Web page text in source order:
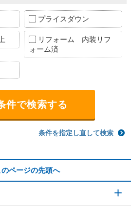
プライスダウン
リフォーム 内装リフ
ォーム済
条件を指定し直して検索
のページの先頭へ